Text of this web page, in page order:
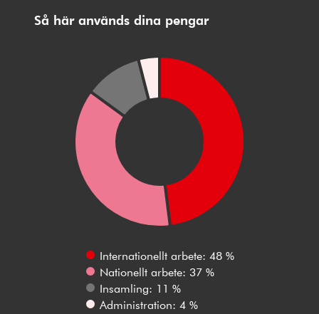
Så här används dina pengar
Internationellt arbete: 48 %
Nationellt arbete: 37 %
Insamling: 11 %
Administration: 4 %